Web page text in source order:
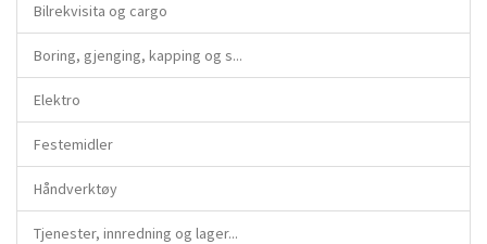
Bilrekvisita og cargo
Boring, gjenging, kapping og s...
Elektro
Festemidler
Håndverktøy
Tjenester, innredning og lager...